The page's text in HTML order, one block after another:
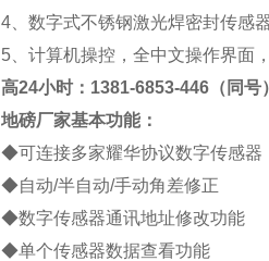
4、数字式不锈钢激光焊密封传感
5、计算机操控，全中文操作界面
高24小时：1381-6853-446（同号
地磅厂家基本功能：
◆可连接多家耀华协议数字传感器
◆自动/半自动/手动角差修正
◆数字传感器通讯地址修改功能
◆单个传感器数据查看功能